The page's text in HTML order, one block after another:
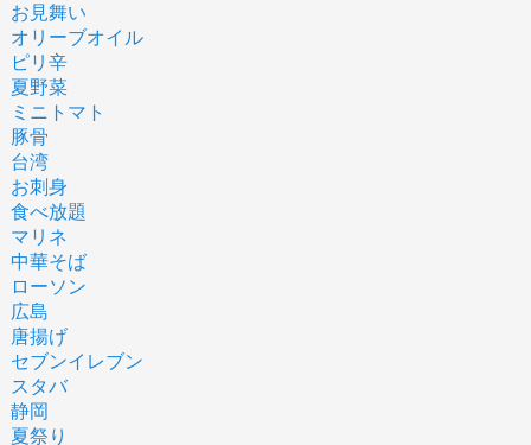
お見舞い
オリーブオイル
ピリ辛
夏野菜
ミニトマト
豚骨
台湾
お刺身
食べ放題
マリネ
中華そば
ローソン
広島
唐揚げ
セブンイレブン
スタバ
静岡
夏祭り